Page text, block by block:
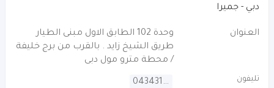
دبي - جميرا
العنوان
وحدة 102 الطابق الاول مبنى الطيار
طريق الشيخ زايد . بالقرب من برج خليفة
/ محطة مترو مول دبى
تليفون 043431482